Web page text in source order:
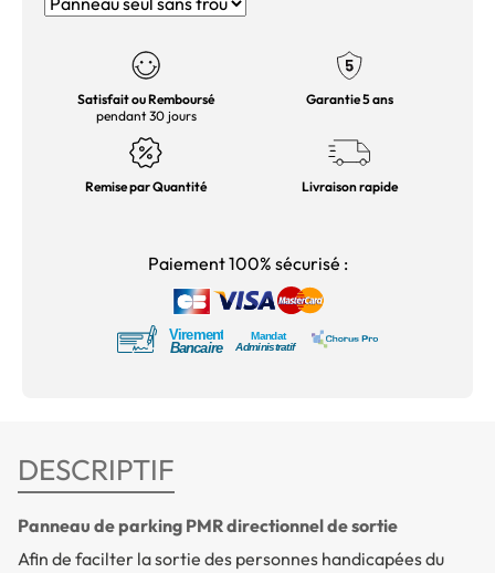
Satisfait ou Remboursé
pendant 30 jours
Garantie 5 ans
Remise par Quantité Livraison rapide
Paiement 100% sécurisé :
DESCRIPTIF
Panneau de parking PMR directionnel de sortie
Afin de facilter la sortie des personnes handicapées du